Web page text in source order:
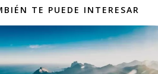
TE PUEDE INTERESAR